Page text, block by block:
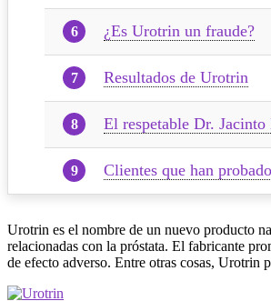
¿Es Urotrin un fraude?
Resultados de Urotrin
El respetable Dr.
Clientes que han
Urotrin es el nombre de un nuevo producto
relacionadas con la próstata. El fabricante
de efecto adverso. Entre otras cosas, Urotrin